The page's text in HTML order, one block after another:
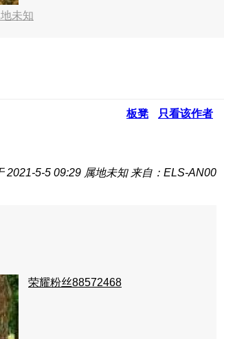
未知
板凳 只看该作者
2021-5-5 09:29 属地未知 来自：ELS-AN00
荣耀粉丝88572468